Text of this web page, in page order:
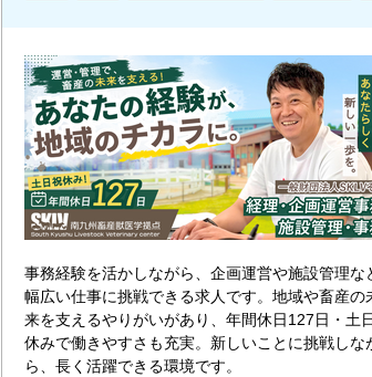
事務経験を活かしながら、企画運営や施設管理な
幅広い仕事に挑戦できる求人です。地域や畜産の
来を支えるやりがいがあり、年間休日127日・土
休みで働きやすさも充実。新しいことに挑戦しな
ら、長く活躍できる環境です。